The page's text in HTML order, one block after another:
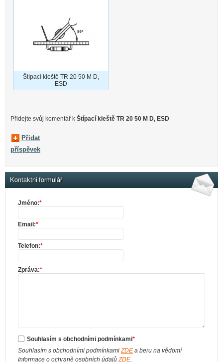
Štípací kleště TR 20 50 M D,
ESD
Přidejte svůj komentář k Štípací kleště TR 20 50 M D, ESD
Přidat
příspěvek
Kontaktní formulář
Jméno:*
Email:*
Telefon:*
Zpráva:*
Souhlasím s obchodními podmínkami*
Souhlasím s obchodními podmínkamiZDE a beru na vědomí
Informace o ochraně osobních údajůZDE.